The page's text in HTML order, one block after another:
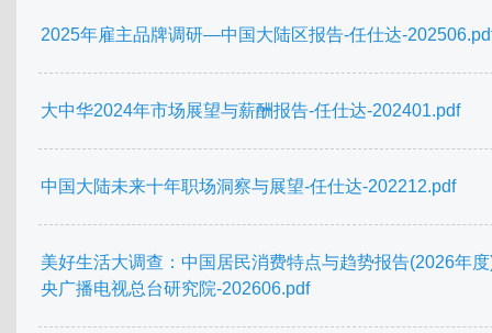
2025年雇主品牌调研—中国大陆区报告-任仕达-
大中华2024年市场展望与薪酬报告-任仕达-202401.pdf
中国大陆未来十年职场洞察与展望-任仕达-202212.pdf
美好生活大调查：中国居民消费特点与趋势报告(2026年
央广播电视总台研究院-202606.pdf